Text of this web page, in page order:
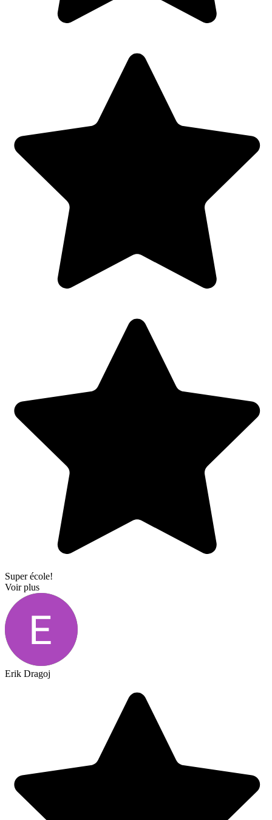
Super école!
Voir plus
Erik Dragoj